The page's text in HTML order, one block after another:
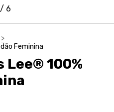
/ 6
>
Feminina
100%